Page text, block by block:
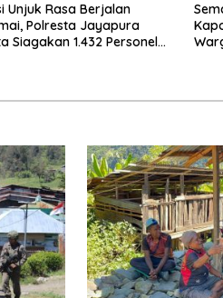
Unjuk Rasa Berjalan
Polresta Jayapura
Siagakan 1.432 Personel